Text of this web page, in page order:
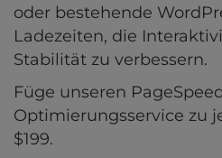
oder bestehende
Ladezeiten, die
Stabilität zu verbessern.
Füge unseren
Optimierungsservice zu
$199.